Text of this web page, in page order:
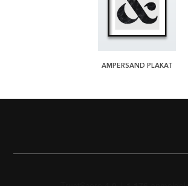
AMPERSAND PLAKAT